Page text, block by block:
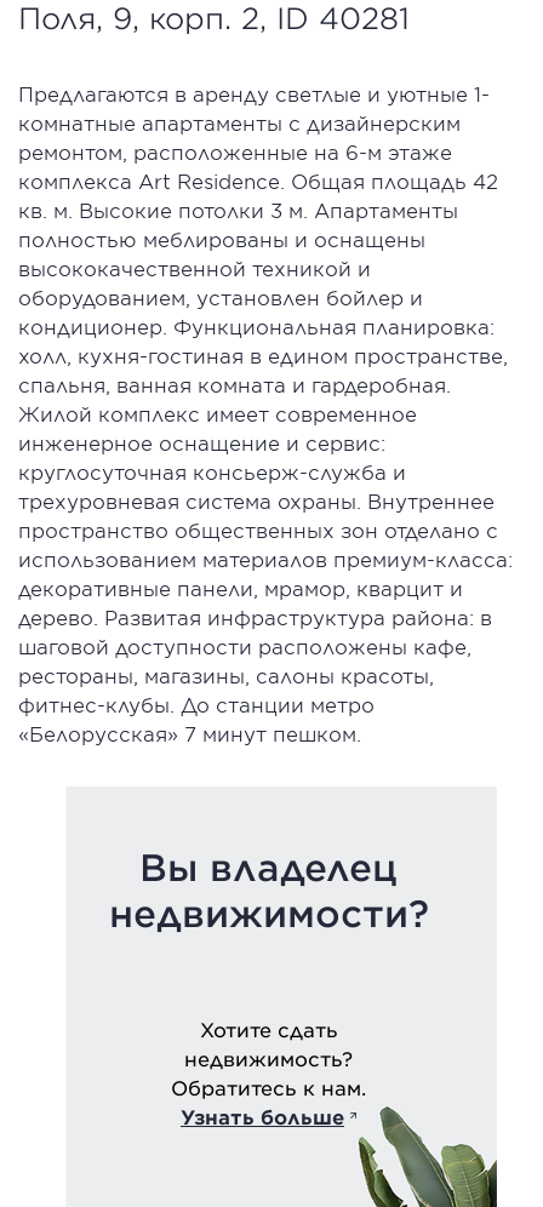
Поля, 9, корп. 2, ID 40281
Предлагаются в аренду светлые и уютные 1-
комнатные апартаменты с дизайнерским
ремонтом, расположенные на 6-м этаже
комплекса Art Residence. Общая площадь 42
кв. м. Высокие потолки 3 м. Апартаменты
полностью меблированы и оснащены
высококачественной техникой и
оборудованием, установлен бойлер и
кондиционер. Функциональная планировка:
холл, кухня-гостиная в едином пространстве,
спальня, ванная комната и гардеробная.
Жилой комплекс имеет современное
инженерное оснащение и сервис:
круглосуточная консьерж-служба и
трехуровневая система охраны. Внутреннее
пространство общественных зон отделано с
использованием материалов премиум-класса:
декоративные панели, мрамор, кварцит и
дерево. Развитая инфраструктура района: в
шаговой доступности расположены кафе,
рестораны, магазины, салоны красоты,
фитнес-клубы. До станции метро
«Белорусская» 7 минут пешком.
Вы владелец
недвижимости?
Хотите сдать
недвижимость?
Обратитесь к нам.
Узнать больше